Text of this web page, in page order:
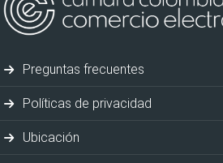
Preguntas frecuentes
Políticas de privacidad
Ubicación